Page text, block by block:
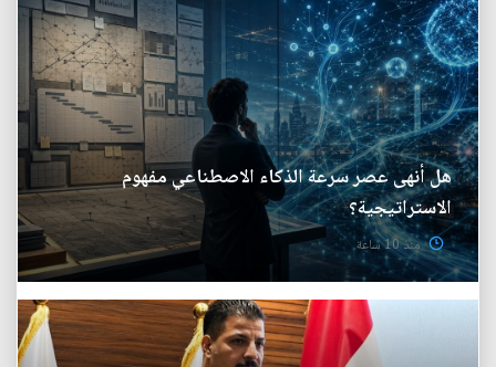
هل أنهى عصر سرعة الذكاء الاصطناعي مفهوم
الاستراتيجية؟
منذ 10 ساعة